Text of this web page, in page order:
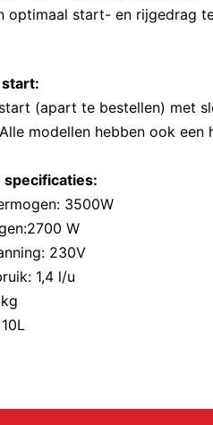
optimaal start- en rijgedrag
(apart te bestellen) met
modellen hebben ook een
specificaties:
3500W
W
230V
1,4 l/u